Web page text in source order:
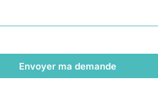
Envoyer ma demande